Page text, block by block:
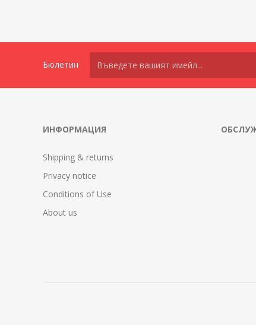
Бюлетин
ИНФОРМАЦИЯ
Shipping & returns
Privacy notice
Conditions of Use
About us